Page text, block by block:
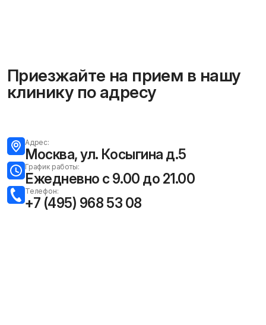
Приезжайте на прием в нашу
клинику по адресу
Адрес:
Москва, ул. Косыгина д.5
График работы:
Ежедневно с 9.00 до 21.00
Телефон:
+7 (495) 968 53 08